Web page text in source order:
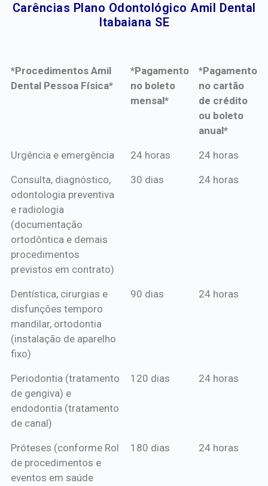
Carências Plano Odontológico Amil Dental
Itabaiana SE​
*Procedimentos Amil
Dental Pessoa Física*
*Pagamento
no boleto
mensal*
*Pagamento
no cartão
de crédito
ou boleto
anual*
*Procedimentos Amil
*Pagamento
mensal*
*Pagamento
de crédito
Urgência e emergência 24 horas 24 horas
Consulta, diagnóstico,
odontologia preventiva
e radiologia
(documentação
ortodôntica e demais
procedimentos
previstos em contrato)
30 dias 24 horas
Dentística, cirurgias e
disfunções temporo
mandilar, ortodontia
(instalação de aparelho
fixo)
90 dias 24 horas
Periodontia (tratamento
de gengiva) e
endodontia (tratamento
de canal)
120 dias 24 horas
Próteses (conforme Rol
de procedimentos e
eventos em saúde
180 dias 24 horas